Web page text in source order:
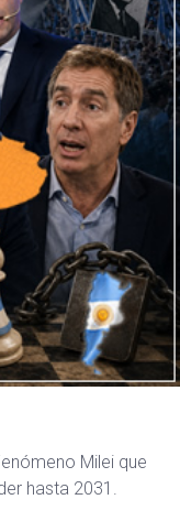
Milei que
hasta 2031.